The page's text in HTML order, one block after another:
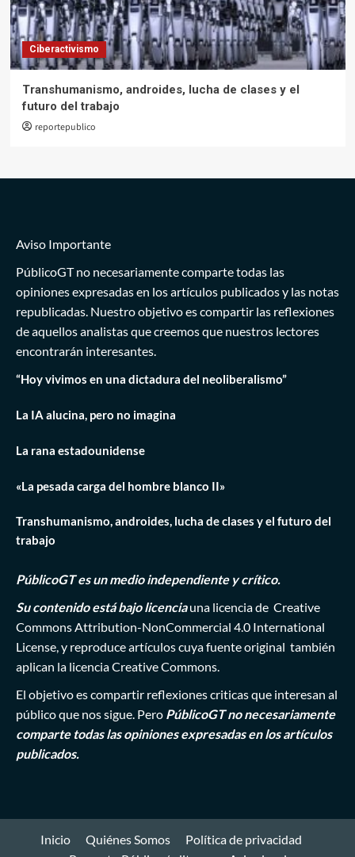
Ciberactivismo
Transhumanismo, androides, lucha de clases y el
futuro del trabajo
reportepublico
Aviso Importante
PúblicoGT no necesariamente comparte todas las
opiniones expresadas en los artículos publicados y las notas
republicadas. Nuestro objetivo es compartir las reflexiones
de aquellos analistas que creemos que nuestros lectores
encontrarán interesantes.
“Hoy vivimos en una dictadura del neoliberalismo”
La IA alucina, pero no imagina
La rana estadounidense
«La pesada carga del hombre blanco II»
Transhumanismo, androides, lucha de clases y el futuro del
trabajo
PúblicoGT es un medio independiente y crítico.
Su contenido está bajo licenciauna licencia de Creative
Commons Attribution-NonCommercial 4.0 International
License, y reproduce artículos cuya fuente original también
aplican la licencia Creative Commons.
El objetivo es compartir reflexiones criticas que interesan al
público que nos sigue. Pero PúblicoGT no necesariamente
comparte todas las opiniones expresadas en los artículos
publicados.
Inicio Quiénes Somos
Política de privacidad